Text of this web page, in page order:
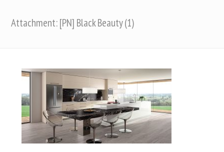
Attachment: [PN] Black Beauty (1)